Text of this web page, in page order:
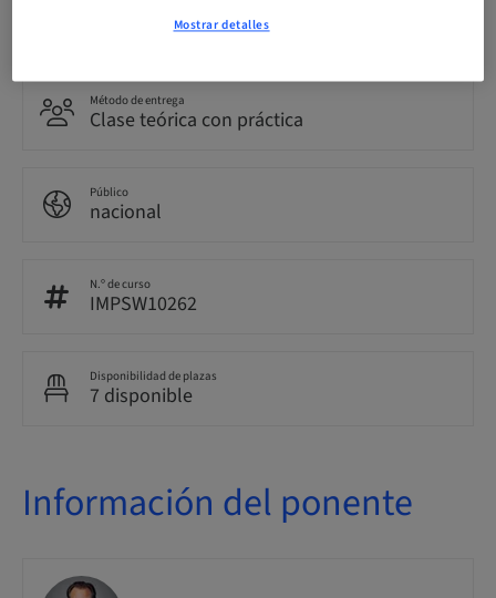
0.00 Puntos
Método de entrega
Clase teórica con práctica
Público
nacional
N.º de curso
IMPSW10262
Disponibilidad de plazas
7 disponible
Información del ponente
Mostrar detalles